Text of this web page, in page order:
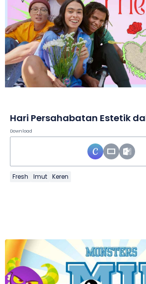
Hari Persahabatan Estetik
Download
Fresh Imut Keren